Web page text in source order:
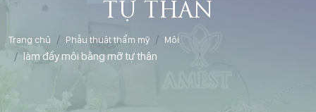
TỰ THÂN
Trang chủ Phẫu thuật thẩm mỹ Môi
làm đầy môi bằng mỡ tự thân